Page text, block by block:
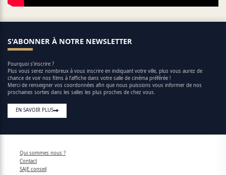
S'ABONNER À NOTRE NEWSLETTER
Pourquoi s’inscrire ?
Plus vous serez nombreux à vous inscrire en indiquant votre ville, plus vous aurez de
chance de voir nos films à l’affiche dans votre salle de cinéma préférée !
Merci de renseigner vos coordonnées afin que nous puissions vous informer de nos
prochaines sorties dans les salles les plus proches de chez vous.
EN SAVOIR PLUS
Qui sommes nous ?
Contact
SAJE conseil